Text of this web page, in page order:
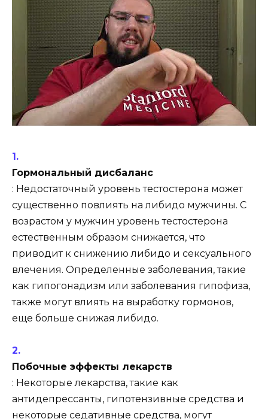
Гормональный дисбаланс
: Недостаточный уровень тестостерона может
существенно повлиять на либидо мужчины. С
возрастом у мужчин уровень тестостерона
естественным образом снижается, что
приводит к снижению либидо и сексуального
влечения. Определенные заболевания, такие
как гипогонадизм или заболевания гипофиза,
также могут влиять на выработку гормонов,
еще больше снижая либидо.
Побочные эффекты лекарств
: Некоторые лекарства, такие как
антидепрессанты, гипотензивные средства и
некоторые седативные средства, могут